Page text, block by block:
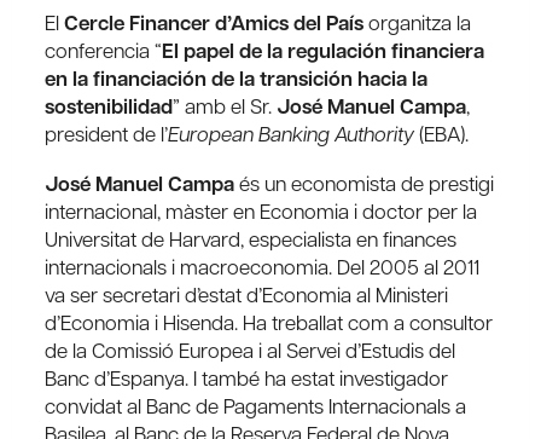
ElCercle Financer d’Amics del Paísorganitza la
conferencia “El papel de la regulación financiera
en la financiación de la transición hacia la
sostenibilidad” amb el Sr. José Manuel Campa,
president de l’European Banking Authority(EBA).
José Manuel Campaés un economista de prestigi
internacional, màster en Economia i doctor per la
Universitat de Harvard, especialista en finances
internacionals i macroeconomia. Del 2005 al 2011
va ser secretari d’estat d’Economia al Ministeri
d’Economia i Hisenda. Ha treballat com a consultor
de la Comissió Europea i al Servei d’Estudis del
Banc d’Espanya. I també ha estat investigador
convidat al Banc de Pagaments Internacionals a
Basilea, al Banc de la Reserva Federal de Nova